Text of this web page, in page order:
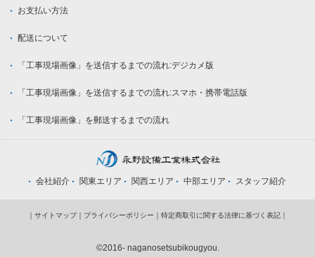
お支払い方法
配送について
「工事現場画像」を送信するまでの流れ:デジカメ版
「工事現場画像」を送信するまでの流れ:スマホ・携帯電話版
「工事現場画像」を郵送するまでの流れ
会社紹介 関東エリア 関西エリア 中部エリア スタッフ紹介
｜ サイトマップ｜ プライバシーポリシー ｜ 特定商取引に関する法律に基づく表記 ｜
©2016- naganosetsubikougyou.